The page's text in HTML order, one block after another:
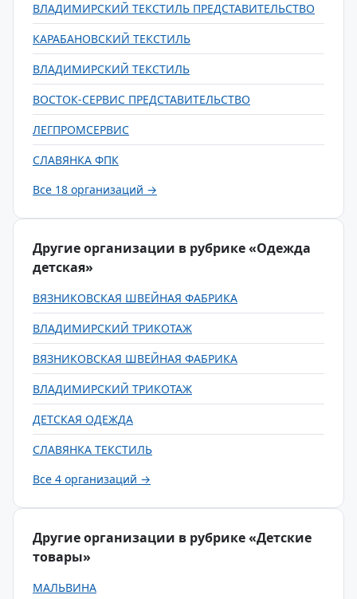
ВЛАДИМИРСКИЙ ТЕКСТИЛЬ ПРЕДСТАВИТЕЛЬСТВО
КАРАБАНОВСКИЙ ТЕКСТИЛЬ
ВЛАДИМИРСКИЙ ТЕКСТИЛЬ
ВОСТОК-СЕРВИС ПРЕДСТАВИТЕЛЬСТВО
ЛЕГПРОМСЕРВИС
СЛАВЯНКА ФПК
Все 18 организаций →
Другие организации в рубрике «Одежда
детская»
ВЯЗНИКОВСКАЯ ШВЕЙНАЯ ФАБРИКА
ВЛАДИМИРСКИЙ ТРИКОТАЖ
ВЯЗНИКОВСКАЯ ШВЕЙНАЯ ФАБРИКА
ВЛАДИМИРСКИЙ ТРИКОТАЖ
ДЕТСКАЯ ОДЕЖДА
СЛАВЯНКА ТЕКСТИЛЬ
Все 4 организаций →
Другие организации в рубрике «Детские
товары»
МАЛЬВИНА